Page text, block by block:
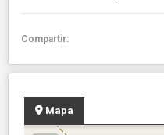
Compartir:
Mapa